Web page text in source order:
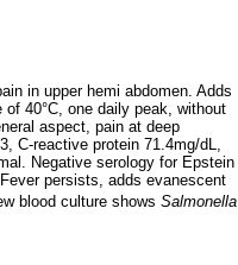
in upper hemi abdomen. Adds
40°C, one daily peak, without
aspect, pain at deep
C-reactive protein 71.4mg/dL,
Negative serology for Epstein
persists, adds evanescent
blood culture shows Salmonella